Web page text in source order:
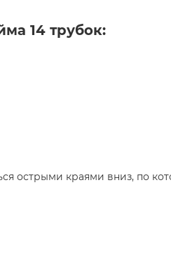
14 трубок:
острыми краями вниз, по